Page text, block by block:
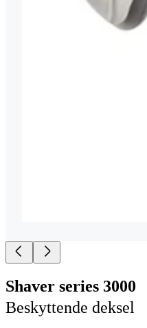
Shaver series 3000
Beskyttende deksel